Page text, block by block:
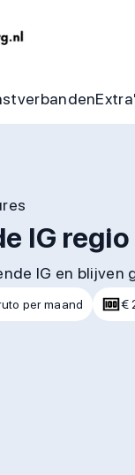
dienst
IG
IG en blijven
per maand €